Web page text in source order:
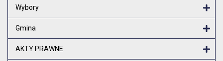
Wybory
Gmina
AKTY PRAWNE